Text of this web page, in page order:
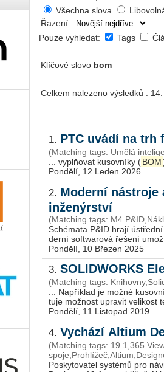
Všechna slova
Řazení:
Pouze vyhledat:
Tags
Klíčové slovo bom
Celkem nalezeno výsledků : 14.
1. PTC uvádí na trh
(Matching tags: Umělá
... vypl­ňovat ku­sov­ní­ky ( BOM
Pondělí, 12 Leden 2026
2. Moderní nástroje
inženýrství
(Matching tags: M4
Sché­ma­ta P&ID hrají
der­ní soft­wa­ro­vá ře­še­ní
Pondělí, 10 Březen 2025
3. SOLIDWORKS
(Matching tags:
... Na­pří­klad je mož­né
tu­je mož­nost upra­vit ve­li­kost
Pondělí, 11 Listopad 2019
4. Vychází Altium
(Matching tags: 19.1,365
Poskytovatel systémů pro